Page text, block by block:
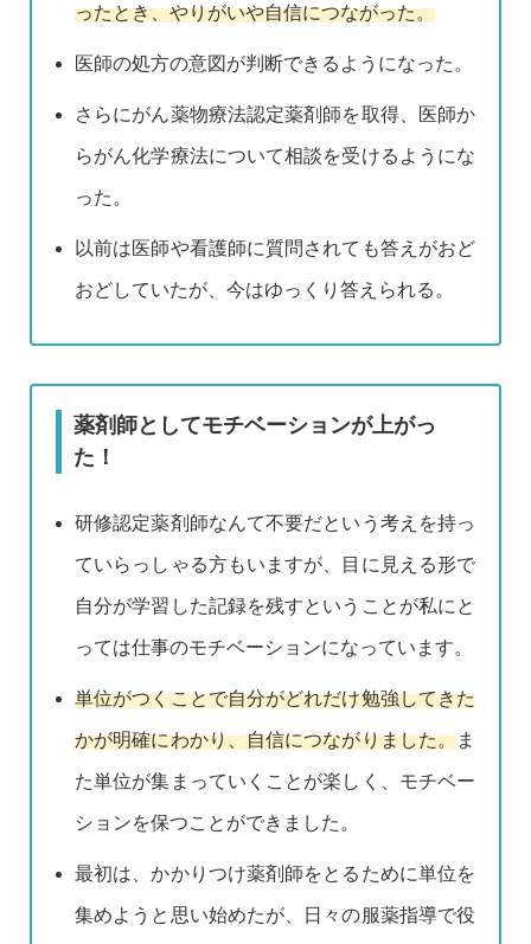
ったとき、やりがいや自信につながった。
医師の処方の意図が判断できるようになった。
さらにがん薬物療法認定薬剤師を取得、医師か
らがん化学療法について相談を受けるようにな
った。
以前は医師や看護師に質問されても答えがおど
おどしていたが、今はゆっくり答えられる。
薬剤師としてモチベーションが上がっ
た！
研修認定薬剤師なんて不要だという考えを持っ
ていらっしゃる方もいますが、目に見える形で
自分が学習した記録を残すということが私にと
っては仕事のモチベーションになっています。
単位がつくことで自分がどれだけ勉強してきた
かが明確にわかり、自信につながりました。ま
た単位が集まっていくことが楽しく、モチベー
ションを保つことができました。
最初は、かかりつけ薬剤師をとるために単位を
集めようと思い始めたが、日々の服薬指導で役